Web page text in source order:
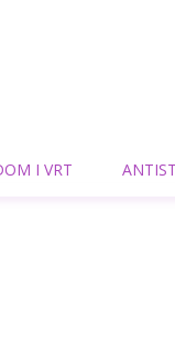
I VRT